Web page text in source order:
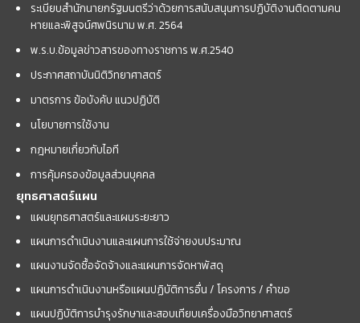
ระเบียบสำนักนายกรัฐมนตรีว่าด้วยการสนับสนุนการปฏิบัติงานติดตามคน
หายและพิสูจน์ศพนิรนาม พ.ศ. 2564
พ.ร.บ.ข้อมูลข่าวสารของทางราชการ พ.ศ.2540
ประกาศสถาบันนิติวิทยาศาสตร์
มาตรการ ข้อบังคับ แนวปฏิบัติ
นโยบายการใช้งาน
กฎหมายเกี่ยวกับไอที
การคุ้มครองข้อมูลส่วนบุคคล
ยุทธศาสตร์แผน
แผนยุทธศาสตร์และแผนระยะยาว
แผนการดำเนินงานและแผนการใช้จ่ายงบประมาณ
แผนงานจัดซื้อจัดจ้างและแผนการจัดหาพัสดุ
แผนการดำเนินงานหรือแผนปฏิบัติการอื่น / โครงการ / คำขอ
แผนปฏิบัติการบำรุงรักษาและสอบเทียบเครื่องมือวิทยาศาสตร์